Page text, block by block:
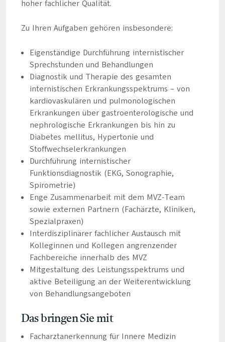
hoher fachlicher Qualität.
Zu Ihren Aufgaben gehören insbesondere:
Eigenständige Durchführung internistischer
Sprechstunden und Behandlungen
Diagnostik und Therapie des gesamten
internistischen Erkrankungsspektrums – von
kardiovaskulären und pulmonologischen
Erkrankungen über gastroenterologische und
nephrologische Erkrankungen bis hin zu
Diabetes mellitus, Hypertonie und
Stoffwechselerkrankungen
Durchführung internistischer
Funktionsdiagnostik (EKG, Sonographie,
Spirometrie)
Enge Zusammenarbeit mit dem MVZ-Team
sowie externen Partnern (Fachärzte, Kliniken,
Spezialpraxen)
Interdisziplinärer fachlicher Austausch mit
Kolleginnen und Kollegen angrenzender
Fachbereiche innerhalb des MVZ
Mitgestaltung des Leistungsspektrums und
aktive Beteiligung an der Weiterentwicklung
von Behandlungsangeboten
Das bringen Sie mit
Facharztanerkennung für Innere Medizin